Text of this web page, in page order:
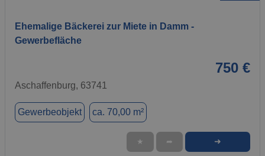
Ehemalige Bäckerei zur Miete in Damm -
Gewerbefläche
750 €
Aschaffenburg, 63741
Gewerbeobjekt ca. 70,00 m²
★ ➦ ➜